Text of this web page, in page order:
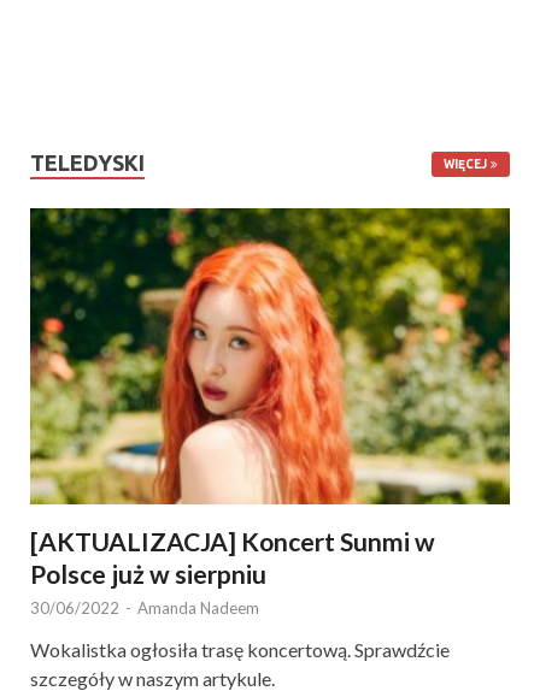
TELEDYSKI WIĘCEJ
[AKTUALIZACJA] Koncert Sunmi w
Polsce już w sierpniu
30/06/2022 - Amanda Nadeem
Wokalistka ogłosiła trasę koncertową. Sprawdźcie
szczegóły w naszym artykule.